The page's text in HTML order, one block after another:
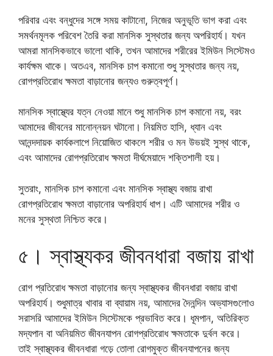
পরিবার এবং বন্ধুদের সঙ্গে সময় কাটানো, নিজের অনুভূতি ভাগ করা এবং
সমর্থনমূলক পরিবেশ তৈরি করা মানসিক সুস্থতার জন্য অপরিহার্য। যখন
আমরা মানসিকভাবে ভালো থাকি, তখন আমাদের শরীরের ইমিউন সিস্টেমও
কার্যক্ষম থাকে। অতএব, মানসিক চাপ কমানো শুধু সুস্থতার জন্য নয়,
রোগপ্রতিরোধ ক্ষমতা বাড়ানোর জন্যও গুরুত্বপূর্ণ।
মানসিক স্বাস্থ্যের যত্ন নেওয়া মানে শুধু মানসিক চাপ কমানো নয়, বরং
আমাদের জীবনের মানোন্নয়ন ঘটানো। নিয়মিত হাসি, ধ্যান এবং
আনন্দদায়ক কার্যকলাপে নিয়োজিত থাকলে শরীর ও মন উভয়ই সুস্থ থাকে,
এবং আমাদের রোগপ্রতিরোধ ক্ষমতা দীর্ঘমেয়াদে শক্তিশালী হয়।
সুতরাং, মানসিক চাপ কমানো এবং মানসিক স্বাস্থ্য বজায় রাখা
রোগপ্রতিরোধ ক্ষমতা বাড়ানোর অপরিহার্য ধাপ। এটি আমাদের শরীর ও
মনের সুস্থতা নিশ্চিত করে।
৫। স্বাস্থ্যকর জীবনধারা বজায় রাখা
রোগ প্রতিরোধ ক্ষমতা বাড়ানোর জন্য স্বাস্থ্যকর জীবনধারা বজায় রাখা
অপরিহার্য। শুধুমাত্র খাবার বা ব্যায়াম নয়, আমাদের দৈনন্দিন অভ্যাসগুলোও
সরাসরি আমাদের ইমিউন সিস্টেমকে প্রভাবিত করে। ধূমপান, অতিরিক্ত
মদ্যপান বা অনিয়মিত জীবনযাপন রোগপ্রতিরোধ ক্ষমতাকে দুর্বল করে।
তাই স্বাস্থ্যকর জীবনধারা গড়ে তোলা রোগমুক্ত জীবনযাপনের জন্য